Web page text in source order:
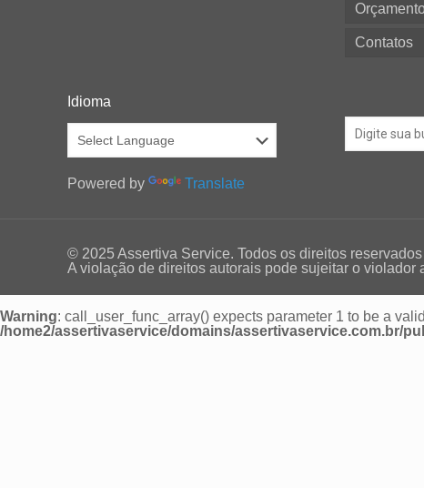
Idioma
Powered by Translate
Contatos
© 2025 Assertiva Service. Todos os direitos
A violação de direitos autorais pode sujeitar o violador
Warning: call_user_func_array() expects parameter 1 to be a
/home2/assertivaservice/domains/assertivaservice.com.br/